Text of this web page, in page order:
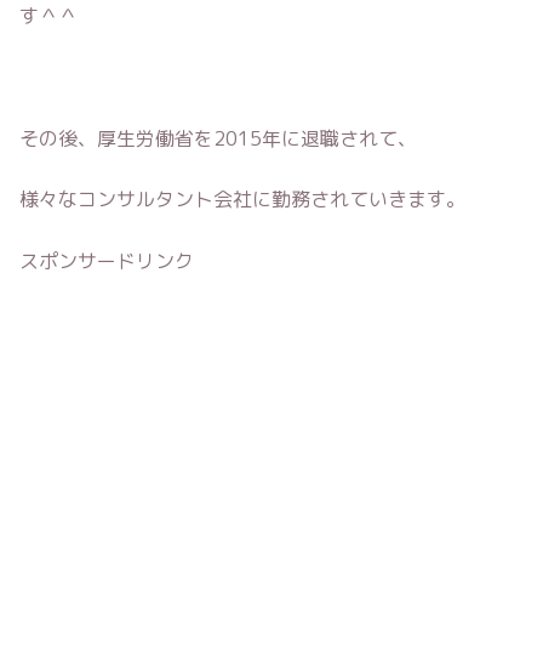
す＾＾
その後、厚生労働省を2015年に退職されて、
様々なコンサルタント会社に勤務されていきます。
スポンサードリンク